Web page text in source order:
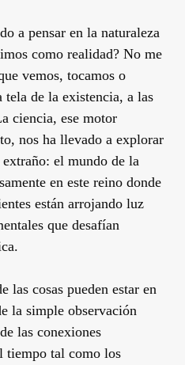
a pensar en la naturaleza
como realidad? No me
vemos, tocamos o
de la existencia, a las
ciencia, ese motor
nos ha llevado a explorar
el mundo de la
en este reino donde
están arrojando luz
que desafían
las cosas pueden estar en
la simple observación
las conexiones
tiempo tal como los